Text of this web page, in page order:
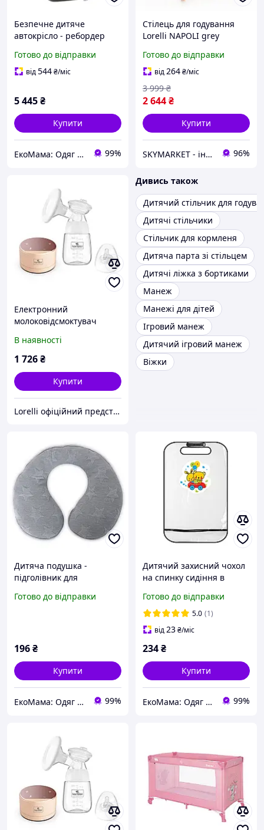
Безпечне дитяче
автокрісло - ребордер
Isofix 0-36 кг Black
Graphite Lorelli
Готово до відправки
від544₴/міс
5 445₴
Купити
ЕкоМама: Одяг для вагітних, білизна для годування, сумка у пологовий, одяг для новонароджених 99%
Стілець для годування
Lorelli NAPOLI grey
Готово до відправки
від264₴/міс
2 644₴
3 999 ₴
Купити
SKYMARKET - інтернет-магазин низьких цін 96%
Електронний
молоковідсмоктувач
В наявності
1 726₴
Купити
Lorelli офіційний представник дитячих товарів
Дивись також
Дитячий стільчик для
Дитячі стільчики
Стільчик для кормленя
Дитяча парта зі стільцем
Дитячі ліжка з бортиками
Манеж
Манежі для дітей
Ігровий манеж
Дитячий ігровий манеж
Віжки
Дитяча подушка -
підголівник для
Lorelli Блакитний
Готово до відправки
196₴
Купити
ЕкоМама: Одяг для вагітних, білизна для годування, сумка у пологовий, одяг для новонароджених 99%
Дитячий захисний чохол
на спинку сидіння в
Прозорий
Готово до відправки
5.0 (1)
від23₴/міс
234₴
Купити
ЕкоМама: Одяг для вагітних, білизна для годування, сумка у пологовий, одяг для новонароджених 99%